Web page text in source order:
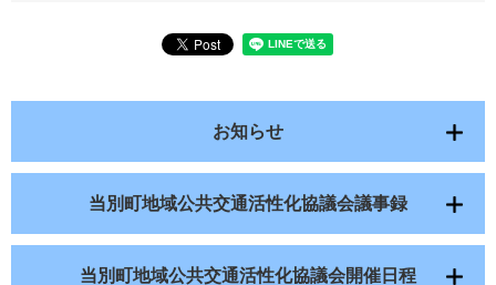
お知らせ
当別町地域公共交通活性化協議会議事録
当別町地域公共交通活性化協議会開催日程